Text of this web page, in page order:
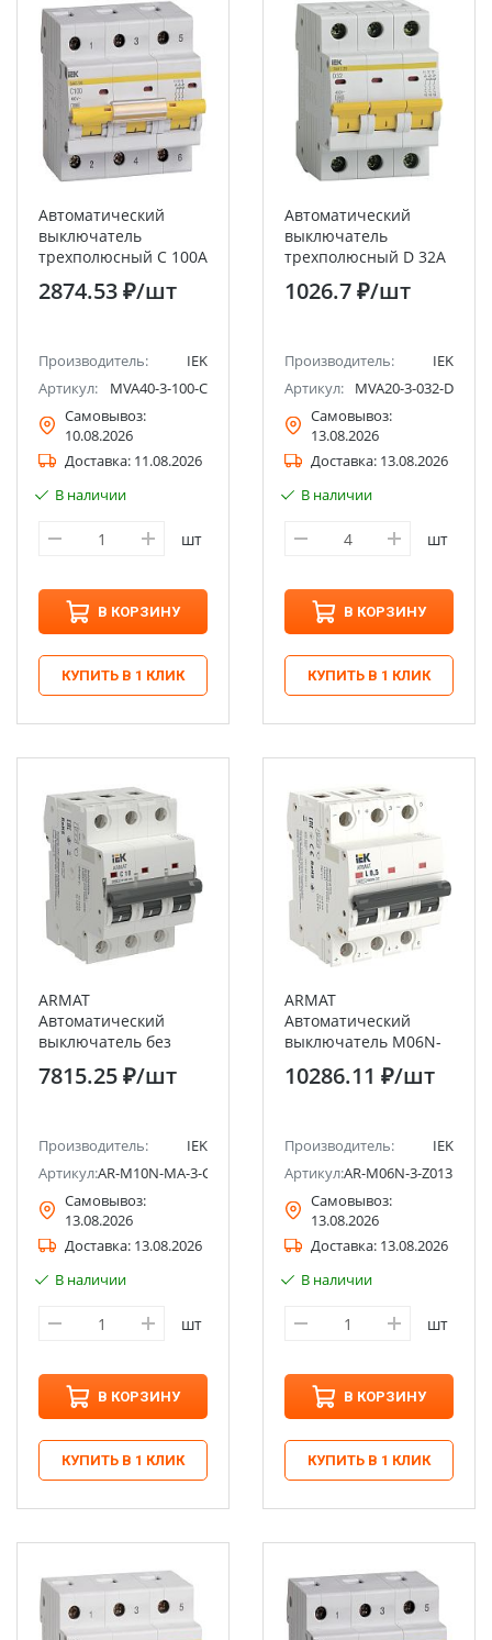
Автоматический
выключатель
трехполюсный C 100А
10кА ВА47-100 IEK
2874.53 ₽/шт
Производитель:
IEK
Артикул:
MVA40-3-100-C
Самовывоз:
10.08.2026
Доставка: 11.08.2026
В наличии
шт
В КОРЗИНУ
КУПИТЬ В 1 КЛИК
Автоматический
выключатель
трехполюсный D 32А
4.5кА ВА47-29 IEK
1026.7 ₽/шт
Производитель:
IEK
Артикул:
MVA20-3-032-D
Самовывоз:
13.08.2026
Доставка: 13.08.2026
В наличии
шт
В КОРЗИНУ
КУПИТЬ В 1 КЛИК
ARMAT
Автоматический
выключатель без
расцепителя M10N-
7815.25 ₽/шт
Производитель:
IEK
Артикул:AR-M10N-MA-3-C010
Самовывоз:
13.08.2026
Доставка: 13.08.2026
В наличии
шт
В КОРЗИНУ
КУПИТЬ В 1 КЛИК
ARMAT
Автоматический
выключатель M06N-
DC 3P Z 13А IEK
10286.11 ₽/шт
Производитель:
IEK
Артикул:AR-M06N-3-Z013DC
Самовывоз:
13.08.2026
Доставка: 13.08.2026
В наличии
шт
В КОРЗИНУ
КУПИТЬ В 1 КЛИК